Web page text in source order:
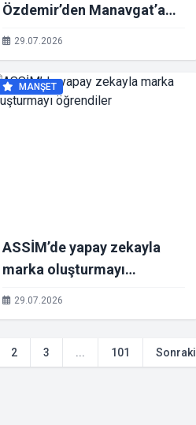
Özdemir’den Manavgat’a
müjde
29.07.2026
MANŞET
ASSİM’de yapay zekayla
marka oluşturmayı
öğrendiler
29.07.2026
2 3 ... 101 Sonraki